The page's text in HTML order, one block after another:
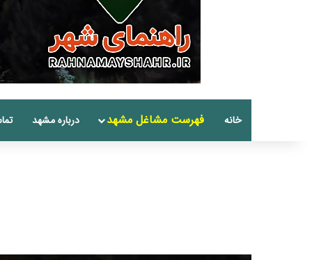
خانه فهرست مشاغل مشهد درباره مشهد